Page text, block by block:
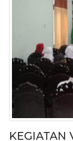
KEGIATAN